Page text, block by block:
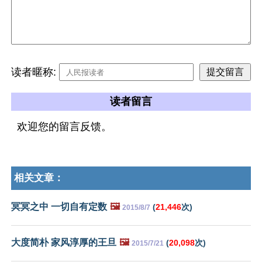
读者暱称:
读者留言
欢迎您的留言反馈。
相关文章：
冥冥之中 一切自有定数 🖼️ 2015/8/7 (21,446次)
大度简朴 家风淳厚的王旦 🖼️ 2015/7/21 (20,098次)